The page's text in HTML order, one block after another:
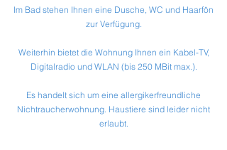
Im Bad stehen Ihnen eine Dusche, WC und Haarfön
zur Verfügung.
Weiterhin bietet die Wohnung Ihnen ein Kabel-TV,
Digitalradio und WLAN (bis 250 MBit max.).
Es handelt sich um eine allergikerfreundliche
Nichtraucherwohnung. Haustiere sind leider nicht
erlaubt.